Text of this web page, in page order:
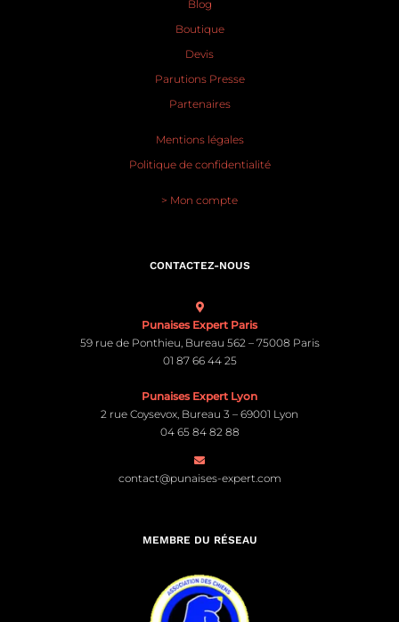
Blog
Boutique
Devis
Parutions Presse
Partenaires
Mentions légales
Politique de confidentialité
> Mon compte
CONTACTEZ-NOUS
Punaises Expert Paris
59 rue de Ponthieu, Bureau 562 – 75008 Paris
01 87 66 44 25
Punaises Expert Lyon
2 rue Coysevox, Bureau 3 – 69001 Lyon
04 65 84 82 88
contact@punaises-expert.com
MEMBRE DU RÉSEAU